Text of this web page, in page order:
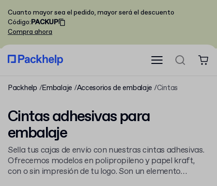
Cuanto mayor sea el pedido, mayor será el descuento
Código:PACKUP
Compra ahora
Packhelp Embalaje Accesorios de embalaje Cintas
Cintas adhesivas para
embalaje
Sella tus cajas de envío con nuestras cintas adhesivas.
Ofrecemos modelos en polipropileno y papel kraft,
con o sin impresión de tu logo. Son un elemento